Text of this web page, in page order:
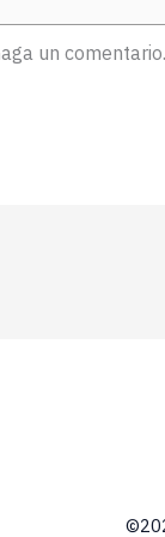
un comentario.